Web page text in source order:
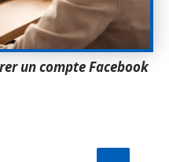
un compte Facebook